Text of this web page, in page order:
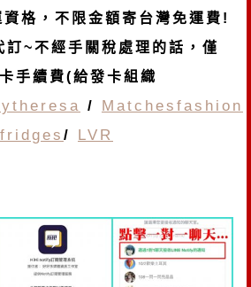
格，不限金額寄台灣免運費!
訂~不經手關稅處理的話，僅
手續費(給發卡組織
/ Matchesfashion
/ LVR